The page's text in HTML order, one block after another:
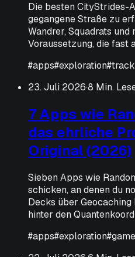
Die besten CityStrides-
gegangene Straße zu
Wandrer, Squadrats und
Voraussetzung, die fast
#apps#exploration#
23. Juli 2026·8 Min.
7 Apps wie
das ehrliche
Original (2026)
Sieben Apps wie
schicken, an denen du
Decks über
hinter den
#apps#exploration#